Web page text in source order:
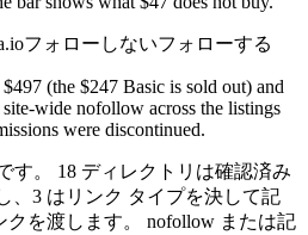
フォローしないフォローする
(the $247 Basic is sold out) and
wide nofollow across the listings
were discontinued.
す。 18 ディレクトリは確認済み
、3 はリンク タイプを決して記
クを渡します。 nofollow または記